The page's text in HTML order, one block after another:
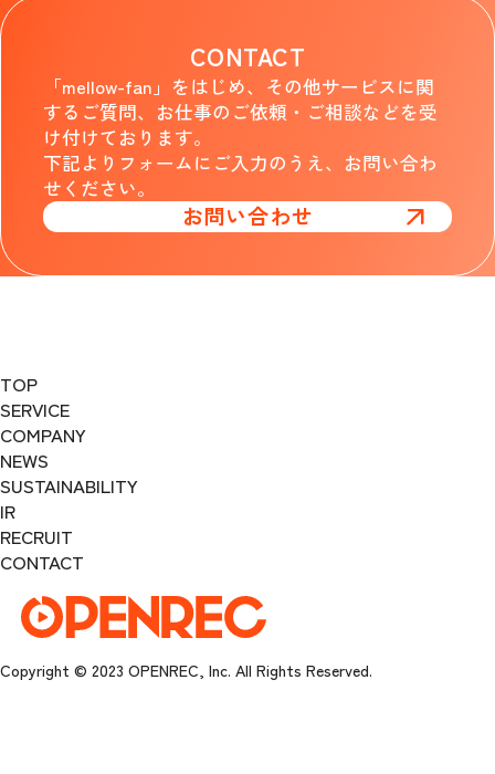
CONTACT
「mellow-fan」をはじめ、その他サービスに関
するご質問、お仕事のご依頼・ご相談などを受
け付けております。
下記よりフォームにご入力のうえ、お問い合わ
せください。
お問い合わせ
Copyright © 2023 OPENREC, Inc. All Rights Reserved.
TOP
SERVICE
COMPANY
NEWS
SUSTAINABILITY
IR
RECRUIT
CONTACT